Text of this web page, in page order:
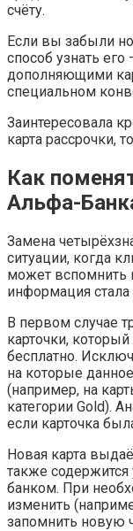
счёту.
Если вы забыли
способ узнать
дополняющими
специальном
Заинтересовала
карта рассрочки,
Как
Альфа-
Замена
ситуации, когда
может вспомнить
информация
В первом случае
карточки,
бесплатно.
на которые
(например, на
категории Gold).
если карточка
Новая карта
также
банком. При
изменить
запомнить новую